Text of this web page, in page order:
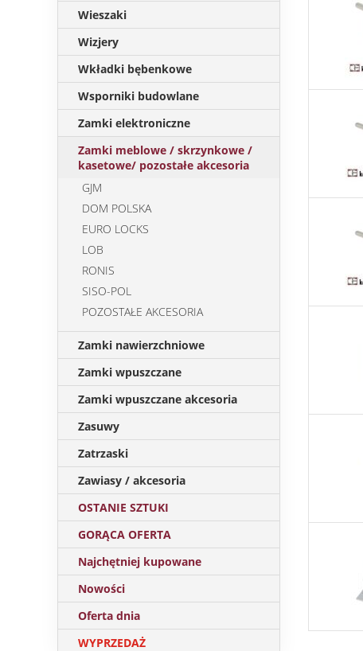
Wieszaki
Wizjery
Wkładki bębenkowe
Wsporniki budowlane
Zamki elektroniczne
Zamki meblowe / skrzynkowe /
kasetowe/ pozostałe akcesoria
GJM
DOM POLSKA
EURO LOCKS
LOB
RONIS
SISO-POL
POZOSTAŁE AKCESORIA
Zamki nawierzchniowe
Zamki wpuszczane
Zamki wpuszczane akcesoria
Zasuwy
Zatrzaski
Zawiasy / akcesoria
OSTANIE SZTUKI
GORĄCA OFERTA
Najchętniej kupowane
Nowości
Oferta dnia
WYPRZEDAŻ